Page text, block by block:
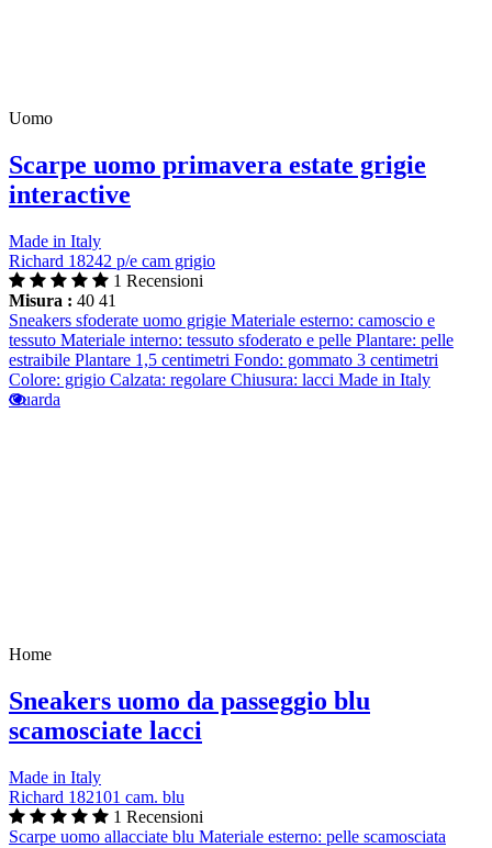
Uomo
Scarpe uomo primavera estate grigie
interactive
Made in Italy
Richard 18242 p/e cam grigio
1 Recensioni
Misura : 40 41
Sneakers sfoderate uomo grigie Materiale esterno: camoscio e
tessuto Materiale interno: tessuto sfoderato e pelle Plantare: pelle
estraibile Plantare 1,5 centimetri Fondo: gommato 3 centimetri
Colore: grigio Calzata: regolare Chiusura: lacci Made in Italy
Guarda
Home
Sneakers uomo da passeggio blu
scamosciate lacci
Made in Italy
Richard 182101 cam. blu
1 Recensioni
Scarpe uomo allacciate blu Materiale esterno: pelle scamosciata